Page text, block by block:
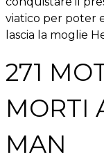
viatico per poter
lascia la moglie
271
MORTI
MAN